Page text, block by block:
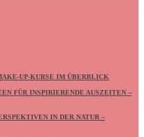
UP-KURSE IM ÜBERBLICK
FÜR INSPIRIERENDE AUSZEITEN –
IN DER NATUR –